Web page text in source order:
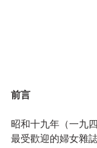
前言
昭和十九年（一九
最受歡迎的婦女雜